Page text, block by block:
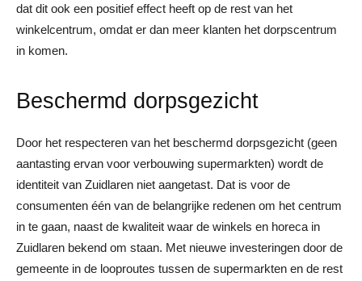
dat dit ook een positief effect heeft op de rest van het
winkelcentrum, omdat er dan meer klanten het dorpscentrum
in komen.
Beschermd dorpsgezicht
Door het respecteren van het beschermd dorpsgezicht (geen
aantasting ervan voor verbouwing supermarkten) wordt de
identiteit van Zuidlaren niet aangetast. Dat is voor de
consumenten één van de belangrijke redenen om het centrum
in te gaan, naast de kwaliteit waar de winkels en horeca in
Zuidlaren bekend om staan. Met nieuwe investeringen door de
gemeente in de looproutes tussen de supermarkten en de rest